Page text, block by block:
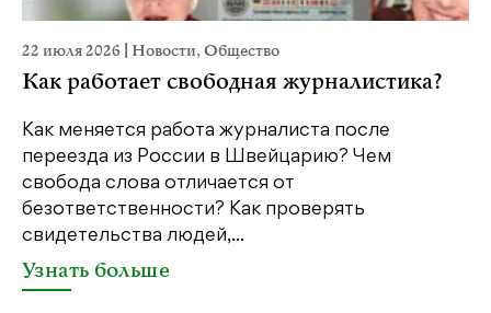
22 июля 2026 Новости,Общество
Как работает свободная журналистика?
Как меняется работа журналиста после
переезда из России в Швейцарию? Чем
свобода слова отличается от
безответственности? Как проверять
свидетельства людей,...
Узнать больше